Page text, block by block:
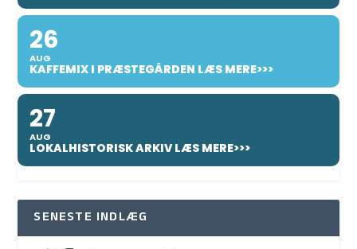
26
AUG
KAFFEMIX I PRÆSTEGÅRDEN LÆS MERE>>>
27
AUG
LOKALHISTORISK ARKIV LÆS MERE>>>
SENESTE INDLÆG